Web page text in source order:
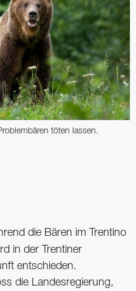
töten lassen.
die Bären im Trentino
in der Trentiner
entschieden.
die Landesregierung,